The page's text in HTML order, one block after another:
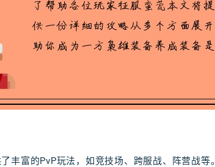
丰富的PvP玩法，如竞技场、跨服战、阵营战